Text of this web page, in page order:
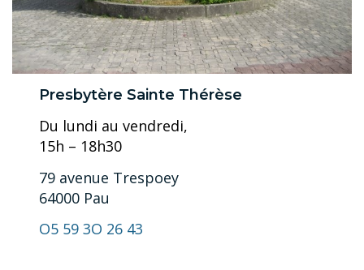
Presbytère Sainte Thérèse
Du lundi au vendredi,
15h – 18h30
79 avenue Trespoey
64000 Pau
O5 59 3O 26 43